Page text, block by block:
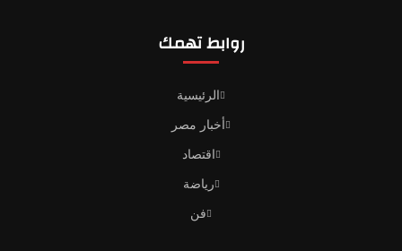
روابط تهمك
الرئيسية
أخبار مصر
اقتصاد
رياضة
فن